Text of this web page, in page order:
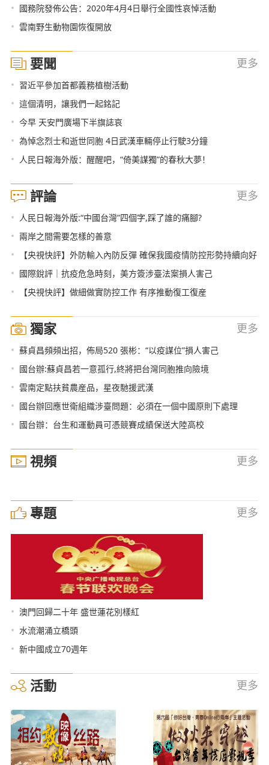
• 國務院發佈公告：2020年4月4日舉行全國性哀悼活動
• 雲南野生動物園恢復開放
要聞 更多
• 習近平參加首都義務植樹活動
• 這個清明，讓我們一起銘記
• 今早 天安門廣場下半旗誌哀
• 為悼念烈士和逝世同胞 4日武漢車輛停止行駛3分鐘
• 人民日報海外版：醒醒吧，“倚美謀獨”的春秋大夢！
評論 更多
• 人民日報海外版:“中國台灣”四個字,踩了誰的痛腳?
• 兩岸之間需要怎樣的善意
• 【央視快評】外防輸入內防反彈 確保我國疫情防控形勢持續向好
• 國際銳評｜抗疫危急時刻，美方簽涉臺法案損人害己
• 【央視快評】做細做實防控工作 有序推動復工復産
獨家 更多
• 蘇貞昌頻頻出招，佈局520 張彬：“以疫謀位”損人害己
• 國台辦:蘇貞昌若一意孤行,終將把台灣同胞推向險境
• 雲南定點扶貧農産品，星夜馳援武漢
• 國台辦回應世衛組織涉臺問題：必須在一個中國原則下處理
• 國台辦：台生和運動員可憑競賽成績保送大陸高校
視頻 更多
專題 更多
• 澳門回歸二十年 盛世蓮花別樣紅
• 水流潮涌立橋頭
• 新中國成立70週年
活動 更多